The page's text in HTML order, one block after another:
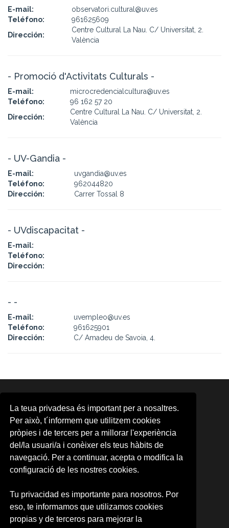
La teua privadesa és important per a nosaltres.
Per això, t´informem que utilitzem cookies
pròpies i de tercers per a millorar l'experiència
del/la usuari/a i conèixer els teus hàbits de
navegació. Per a continuar, acepta o modifica la
configuració de les nostres cookies.
Tu privacidad es importante para nosotros. Por
eso, te informamos que utilizamos cookies
propias y de terceros para mejorar la
E-mail:
observatori.cultural@uv.es
Teléfono:
961625609
Dirección:
Centre Cultural La Nau. C/ Universitat, 2.
València
- Promoció d'Activitats Culturals -
E-mail:
microcredencialcultura@uv.es
Teléfono:
96 162 57 20
Dirección:
Centre Cultural La Nau. C/ Universitat, 2.
València
- UV-Gandia -
E-mail:
uvgandia@uv.es
Teléfono:
962044820
Dirección:
Carrer Tossal 8
- UVdiscapacitat -
E-mail:
Teléfono:
Dirección:
- -
E-mail:
uvempleo@uv.es
Teléfono:
961625901
Dirección:
C/ Amadeu de Savoia, 4.
Area d'Activitats Musicals
Aula d'Arts Escèniques
Aula de Cinema
CMG
CUDAP
Escena Erasmus
Formación contínua
Promoció d'Activitats Culturals
UV-Gandia
UVdiscapacitat